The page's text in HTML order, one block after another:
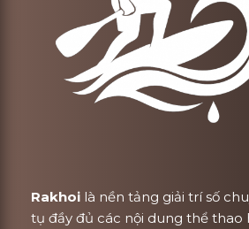
Rakhoi là nền tảng giải trí số
tụ đầy đủ các nội dung thể thao